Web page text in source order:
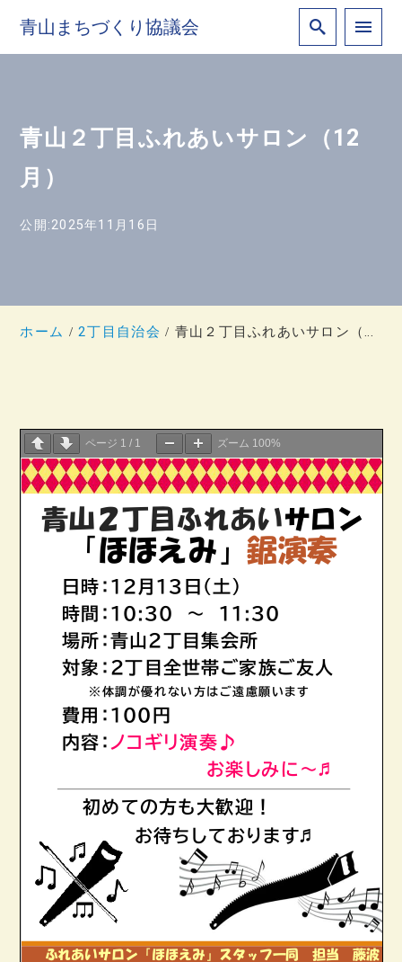
青山まちづくり協議会
青山２丁目ふれあいサロン（12
月）
公開:2025年11月16日
ホーム 2丁目自治会 青山２丁目ふれあいサロン（12月）
ページ 1 / 1 ズーム 100%